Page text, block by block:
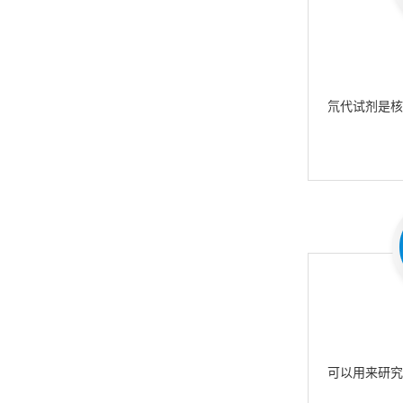
氘代试剂是
可以用来研